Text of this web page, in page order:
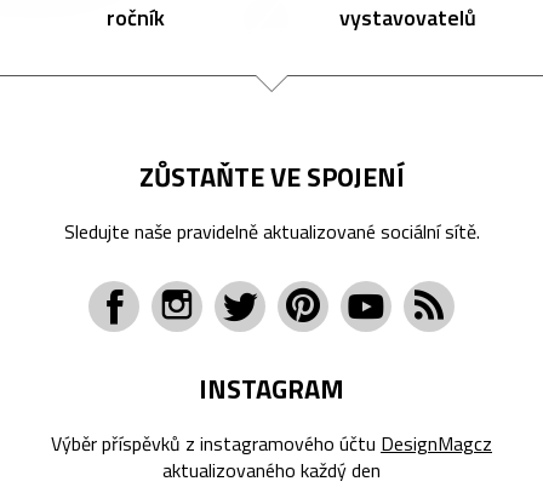
ročník vystavovatelů
ZŮSTAŇTE VE SPOJENÍ
Sledujte naše pravidelně aktualizované sociální sítě.
INSTAGRAM
Výběr příspěvků z instagramového účtu DesignMagcz
aktualizovaného každý den